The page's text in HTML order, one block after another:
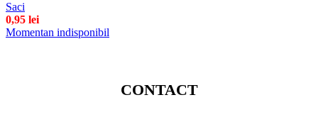
Saci
0,95 lei
Momentan indisponibil
CONTACT